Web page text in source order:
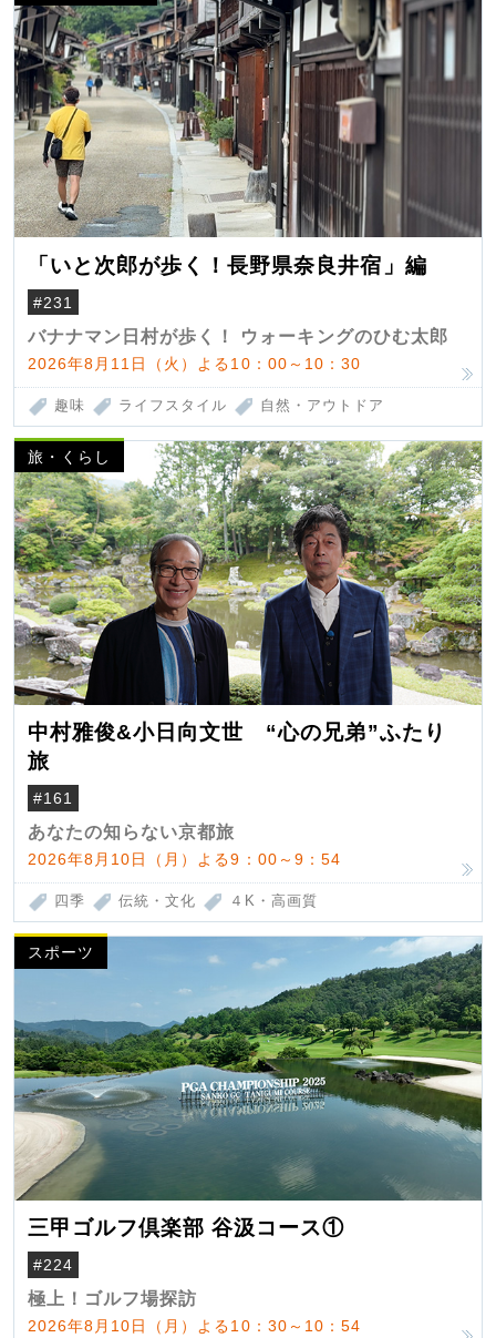
「いと次郎が歩く！長野県奈良井宿」編
#231
バナナマン日村が歩く！ ウォーキングのひむ太郎
2026年8月11日（火）よる10：00～10：30
趣味 ライフスタイル 自然・アウトドア
旅・くらし
中村雅俊&小日向文世 “心の兄弟”ふたり
旅
#161
あなたの知らない京都旅
2026年8月10日（月）よる9：00～9：54
四季 伝統・文化 ４K・高画質
スポーツ
三甲ゴルフ倶楽部 谷汲コース①
#224
極上！ゴルフ場探訪
2026年8月10日（月）よる10：30～10：54